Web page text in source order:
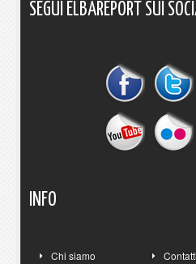
SEGUI ELBAREPORT SUI
INFO
Chi siamo Contatti